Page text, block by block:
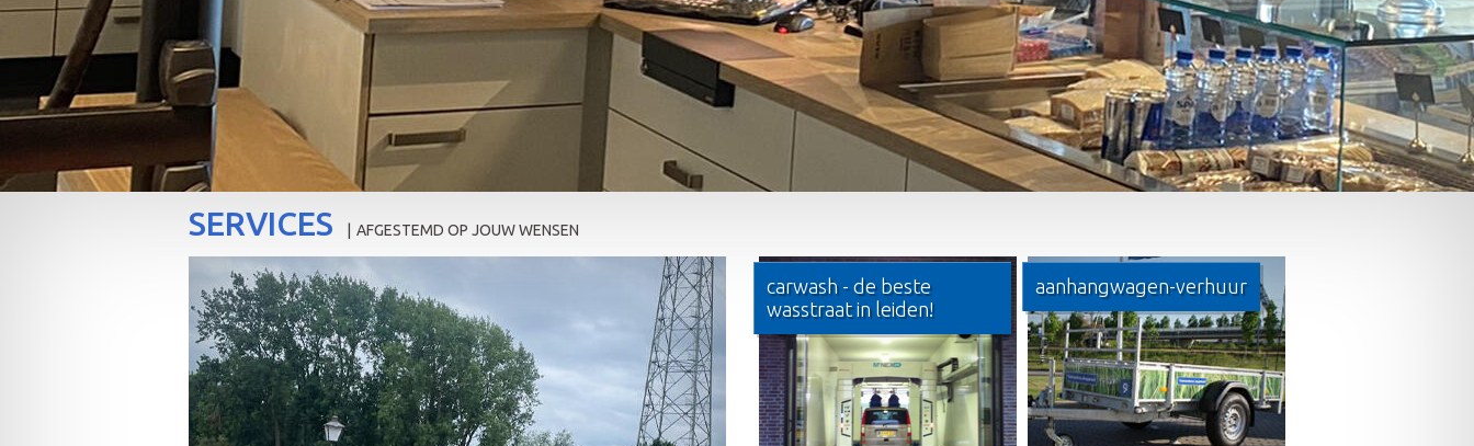
SERVICES AFGESTEMD OP JOUW WENSEN
carwash - de beste
wasstraat in leiden!
aanhangwagen-verhuur